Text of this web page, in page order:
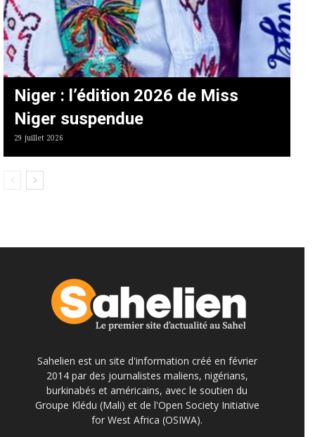
Niger : l’édition 2026 de Miss
Niger suspendue
29 juillet 2026
Sahelien est un site d'information créé en février
2014 par des journalistes maliens, nigérians,
burkinabés et américains, avec le soutien du
Groupe Klédu (Mali) et de l'Open Society Initiative
for West Africa (OSIWA).